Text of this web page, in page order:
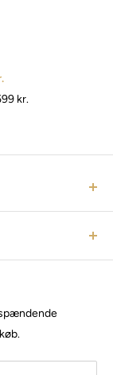
kunde kan
pleje,
i 2020, vi
privat &